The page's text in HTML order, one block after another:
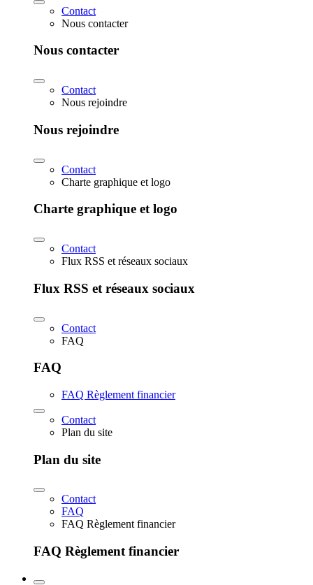
Contact
Nous contacter
Nous contacter
Contact
Nous rejoindre
Nous rejoindre
Contact
Charte graphique et logo
Charte graphique et logo
Contact
Flux RSS et réseaux sociaux
Flux RSS et réseaux sociaux
Contact
FAQ
FAQ
FAQ Règlement financier
Contact
Plan du site
Plan du site
Contact
FAQ
FAQ Règlement financier
FAQ Règlement financier